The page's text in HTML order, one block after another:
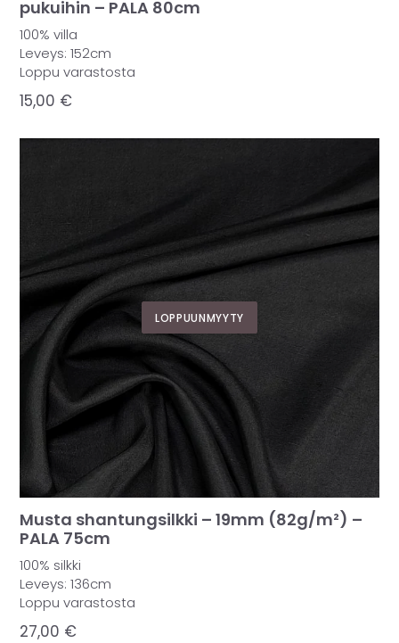
pukuihin – PALA 80cm
100% villa
Leveys: 152cm
Loppu varastosta
15,00 €
Musta shantungsilkki – 19mm (82g/m²) –
PALA 75cm
100% silkki
Leveys: 136cm
Loppu varastosta
27,00 €
LOPPUUNMYYTY